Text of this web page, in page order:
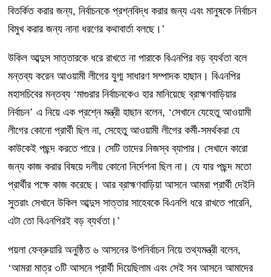
বিতর্কিত করার জন্য, নির্বাচনকে প্রশ্নবিদ্ধ করার জন্য এবং মানুষকে নির্বাচন
বিমুখ করার জন্য নানা ধরণের কথাবার্তা বলছে।’
উকিল আব্দুস সাত্তারকে ধরে রাখতে না পারাকে বিএনপির বড় ব্যর্থতা বলে
মন্তব্য করেন আওয়ামী লীগের যুগ্ম সাধারণ সম্পাদক হাছান। বিএনপির
মহাসচিবের মন্তব্য ‘মাগুরার নির্বাচনকেও হার মানিয়েছে ব্রাহ্মণবাড়িয়ার
নির্বাচন’ এ নিয়ে এক প্রশ্নে মন্ত্রী হাছান বলেন, ‘সেখানে যেহেতু আওয়ামী
লীগের কোনো প্রার্থী ছিল না, সেহেতু আওয়ামী লীগের কর্মী-সমর্থকরা যে
কাউকেই পছন্দ করতে পারে। সেটি তাদের নিজস্ব ব্যাপার। সেখানে কারো
জন্য কাজ করার বিষয়ে দলীয় কোনো নির্দেশনা ছিল না। যে যার পছন্দ মতো
প্রার্থীর পক্ষে কাজ করেছে। আর ব্রাহ্মণবাড়িয়া আসনে আমরা প্রার্থী দেইনি
সুতরাং সেখানে উকিল আব্দুস সাত্তার সাহেবকে বিএনপি ধরে রাখতে পারেনি,
এটা তো বিএনপিরই বড় ব্যর্থতা।’
পয়লা ফেব্রুয়ারি অনুষ্ঠিত ৬ আসনের উপনির্বাচন নিয়ে তথ্যমন্ত্রী বলেন,
‘আমরা মাত্র ৩টি আসনে প্রার্থী দিয়েছিলাম এবং সেই সব আসনে আমাদের